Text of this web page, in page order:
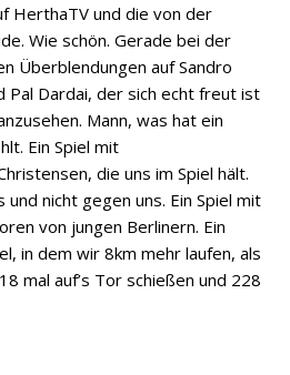
HerthaTV und die von der
Wie schön. Gerade bei der
Überblendungen auf Sandro
Pal Dardai, der sich echt freut ist
Mann, was hat ein
Ein Spiel mit
die uns im Spiel hält.
und nicht gegen uns. Ein Spiel mit
von jungen Berlinern. Ein
in dem wir 8km mehr laufen, als
mal auf’s Tor schießen und 228